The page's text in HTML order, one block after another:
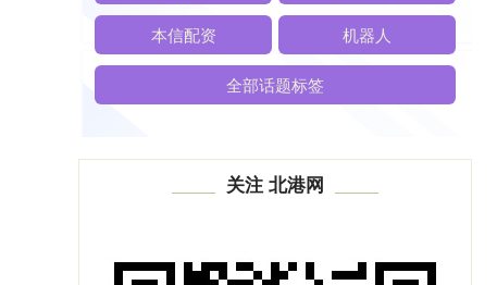
本信配资 机器人
全部话题标签
关注 北港网